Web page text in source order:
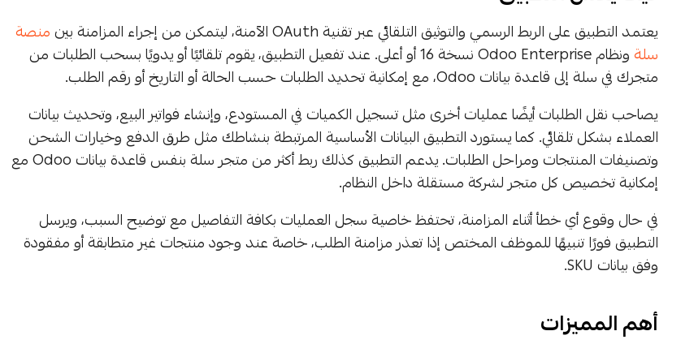
يعتمد التطبيق على الربط الرسمي والتوثيق التلقائي عبر تقنية OAuth الآمنة، ليتمكن من إجراء المزامنة بين
منصة
سلة
ونظام Odoo Enterprise نسخة 16 أو أعلى. عند تفعيل التطبيق، يقوم تلقائيًا أو يدويًا بسحب الطلبات من
متجرك في سلة إلى قاعدة بيانات Odoo، مع إمكانية تحديد الطلبات حسب الحالة أو التاريخ أو رقم الطلب.
يصاحب نقل الطلبات أيضًا عمليات أخرى مثل تسجيل الكميات في المستودع، وإنشاء فواتير البيع، وتحديث بيانات
العملاء بشكل تلقائي. كما يستورد التطبيق البيانات الأساسية المرتبطة بنشاطك مثل طرق الدفع وخيارات الشحن
وتصنيفات المنتجات ومراحل الطلبات. يدعم التطبيق كذلك ربط أكثر من متجر سلة بنفس قاعدة بيانات Odoo مع
إمكانية تخصيص كل متجر لشركة مستقلة داخل النظام.
في حال وقوع أي خطأ أثناء المزامنة، تحتفظ خاصية سجل العمليات بكافة التفاصيل مع توضيح السبب، ويرسل
التطبيق فورًا تنبيهًا للموظف المختص إذا تعذر مزامنة الطلب، خاصة عند وجود منتجات غير متطابقة أو مفقودة
وفق بيانات SKU.
أهم المميزات